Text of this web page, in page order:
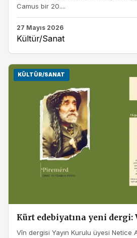
Camus bir 20....
27 Mayıs 2026
Kültür/Sanat
KÜLTÜR/SANAT
Kürt edebiyatına yeni dergi:
Vîn dergisi Yayın Kurulu üyesi Netice